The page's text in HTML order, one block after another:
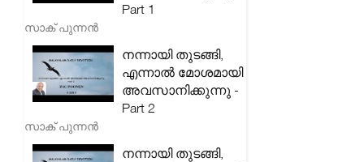
Part 1
സാക് പുന്നൻ
നന്നായി തുടങ്ങി,
എന്നാൽ മോശമായി
അവസാനിക്കുന്നു -
Part 2
സാക് പുന്നൻ
നന്നായി തുടങ്ങി,